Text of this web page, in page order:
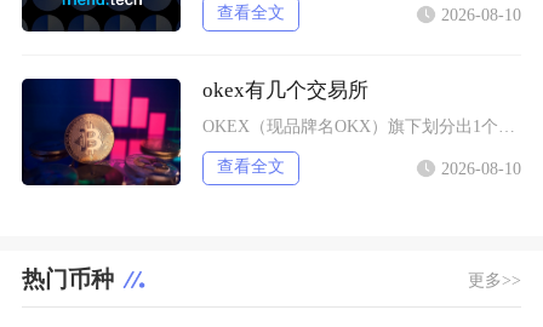
查看全文 2026-08-10
okex有几个交易所
查看全文 2026-08-10
热门币种 更多>>